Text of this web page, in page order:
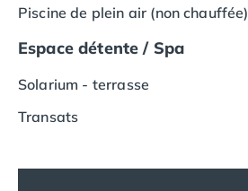
Camping Aigues-Mortes
Camping Nîmes
Camping Hérault
Camping Béziers
Camping Marseillan-Plage
Piscine de plein air (non chauffée)
Espace détente / Spa
Solarium - terrasse
Transats